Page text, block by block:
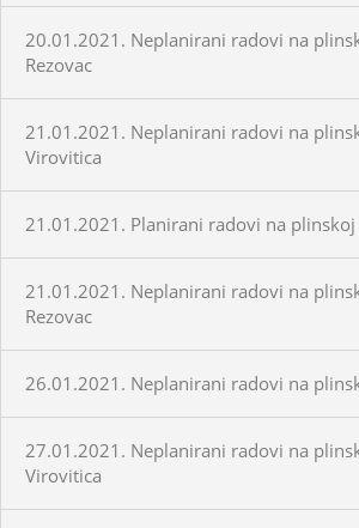
20.01.2021. Neplanirani radovi na
Rezovac
21.01.2021. Neplanirani radovi na
Virovitica
21.01.2021. Planirani radovi na
21.01.2021. Neplanirani radovi na
Rezovac
26.01.2021. Neplanirani radovi na
27.01.2021. Neplanirani radovi na
Virovitica